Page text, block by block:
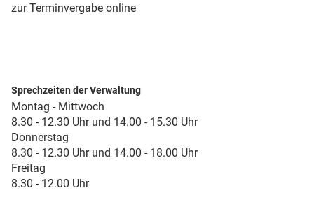
zur Terminvergabe online
Sprechzeiten der Verwaltung
Montag - Mittwoch
8.30 - 12.30 Uhr und 14.00 - 15.30 Uhr
Donnerstag
8.30 - 12.30 Uhr und 14.00 - 18.00 Uhr
Freitag
8.30 - 12.00 Uhr